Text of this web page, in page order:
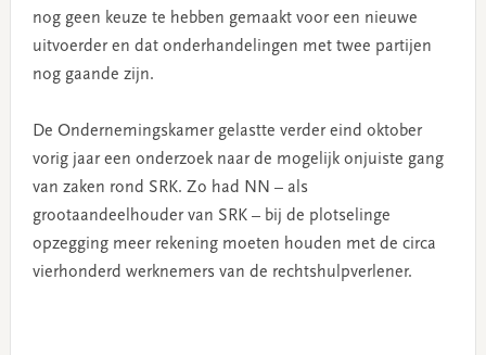
nog geen keuze te hebben gemaakt voor een nieuwe
uitvoerder en dat onderhandelingen met twee partijen
nog gaande zijn.
De Ondernemingskamer gelastte verder eind oktober
vorig jaar een onderzoek naar de mogelijk onjuiste gang
van zaken rond SRK. Zo had NN – als
grootaandeelhouder van SRK – bij de plotselinge
opzegging meer rekening moeten houden met de circa
vierhonderd werknemers van de rechtshulpverlener.